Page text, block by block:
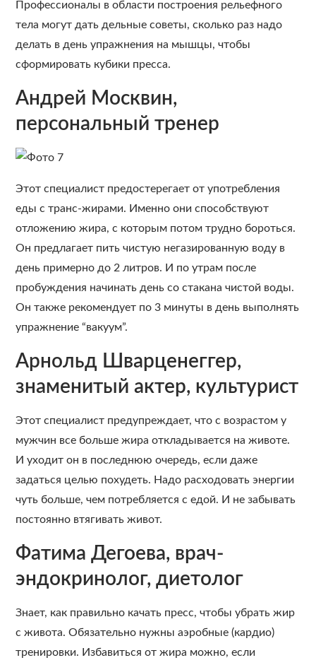
Профессионалы в области построения рельефного
тела могут дать дельные советы, сколько раз надо
делать в день упражнения на мышцы, чтобы
сформировать кубики пресса.
Андрей Москвин,
персональный тренер
Этот специалист предостерегает от употребления
еды с транс-жирами. Именно они способствуют
отложению жира, с которым потом трудно бороться.
Он предлагает пить чистую негазированную воду в
день примерно до 2 литров. И по утрам после
пробуждения начинать день со стакана чистой воды.
Он также рекомендует по 3 минуты в день выполнять
упражнение “вакуум”.
Арнольд Шварценеггер,
знаменитый актер, культурист
Этот специалист предупреждает, что с возрастом у
мужчин все больше жира откладывается на животе.
И уходит он в последнюю очередь, если даже
задаться целью похудеть. Надо расходовать энергии
чуть больше, чем потребляется с едой. И не забывать
постоянно втягивать живот.
Фатима Дегоева, врач-
эндокринолог, диетолог
Знает, как правильно качать пресс, чтобы убрать жир
с живота. Обязательно нужны аэробные (кардио)
тренировки. Избавиться от жира можно, если